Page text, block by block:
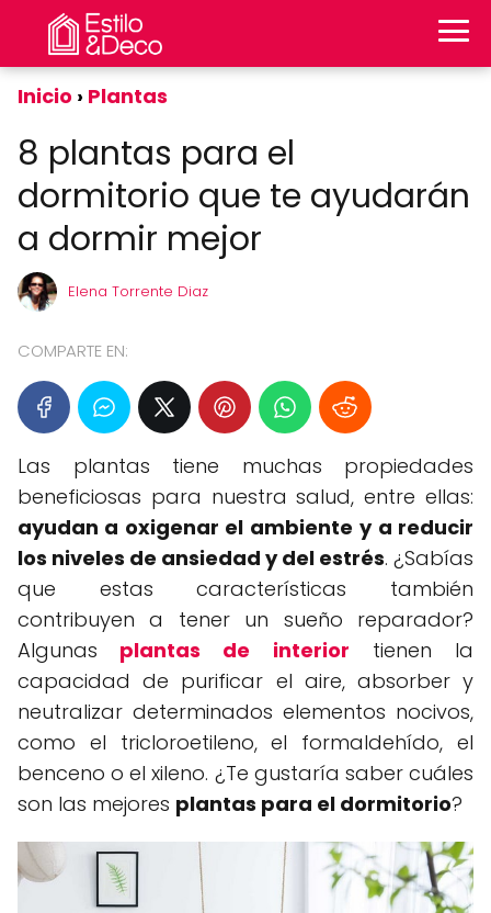
Inicio Plantas
8 plantas para el
dormitorio que te ayudarán
a dormir mejor
Elena Torrente Diaz
COMPARTE EN:
Las plantas tiene muchas propiedades
beneficiosas para nuestra salud, entre ellas:
ayudan a oxigenar el ambiente y a reducir
los niveles de ansiedad y del estrés. ¿Sabías
que estas características también
contribuyen a tener un sueño reparador?
Algunas plantas de interior tienen la
capacidad de purificar el aire, absorber y
neutralizar determinados elementos nocivos,
como el tricloroetileno, el formaldehído, el
benceno o el xileno. ¿Te gustaría saber cuáles
son las mejores plantas para el dormitorio?